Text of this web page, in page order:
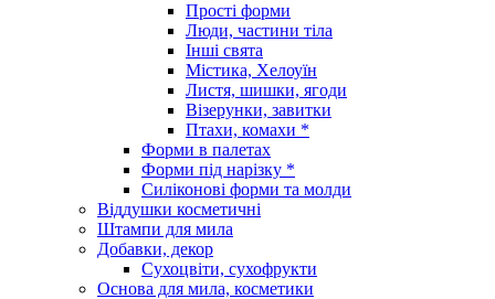
Прості форми
Люди, частини тіла
Інші свята
Містика, Хелоуїн
Листя, шишки, ягоди
Візерунки, завитки
Птахи, комахи *
Форми в палетах
Форми під нарізку *
Силіконові форми та молди
Віддушки косметичні
Штампи для мила
Добавки, декор
Сухоцвіти, сухофрукти
Основа для мила, косметики